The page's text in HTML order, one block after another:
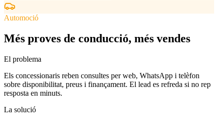
Automoció
Més proves de conducció, més vendes
El problema
Els concessionaris reben consultes per web, WhatsApp i telèfon
sobre disponibilitat, preus i finançament. El lead es refreda si no rep
resposta en minuts.
La solució